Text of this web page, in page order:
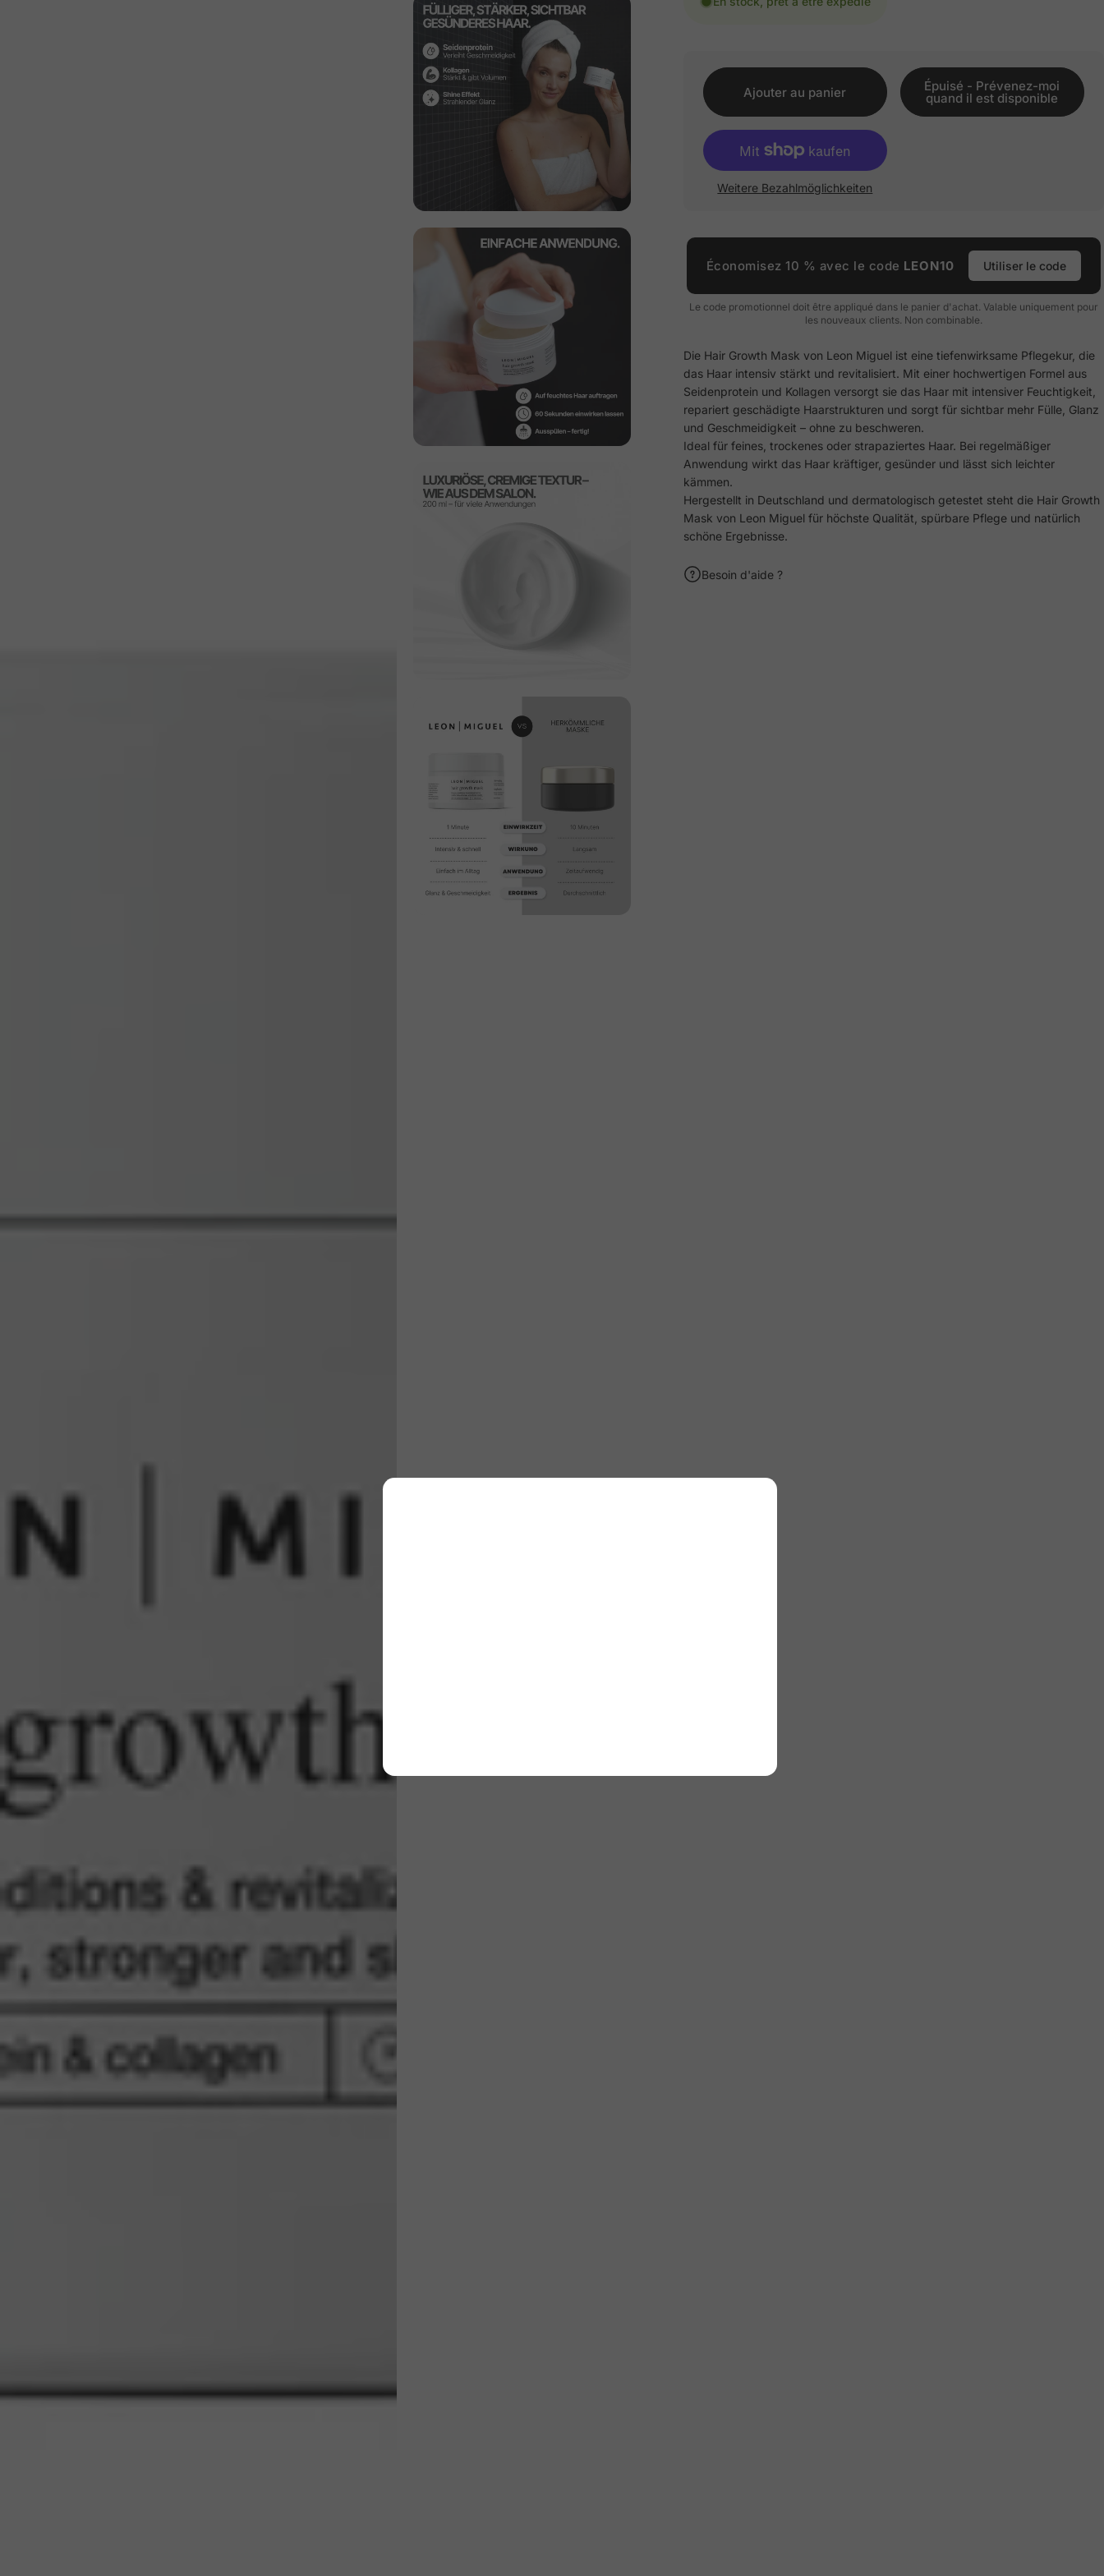
Ajouter au panier Épuisé - Prévenez-moi
quand il est disponible
Weitere Bezahlmöglichkeiten
Économisez 10 % avec le code LEON10 Utiliser le code
Le code promotionnel doit être appliqué dans le panier d'achat. Valable uniquement pour
les nouveaux clients. Non combinable.
Die Hair Growth Mask von Leon Miguel ist eine tiefenwirksame Pflegekur, die
das Haar intensiv stärkt und revitalisiert. Mit einer hochwertigen Formel aus
Seidenprotein und Kollagen versorgt sie das Haar mit intensiver Feuchtigkeit,
repariert geschädigte Haarstrukturen und sorgt für sichtbar mehr Fülle, Glanz
und Geschmeidigkeit – ohne zu beschweren.
Ideal für feines, trockenes oder strapaziertes Haar. Bei regelmäßiger
Anwendung wirkt das Haar kräftiger, gesünder und lässt sich leichter
kämmen.
Hergestellt in Deutschland und dermatologisch getestet steht die Hair Growth
Mask von Leon Miguel für höchste Qualität, spürbare Pflege und natürlich
schöne Ergebnisse.
Besoin d'aide ?